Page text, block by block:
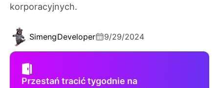
korporacyjnych.
SimengDeveloper 9/29/2024
Przestań tracić tygodnie na